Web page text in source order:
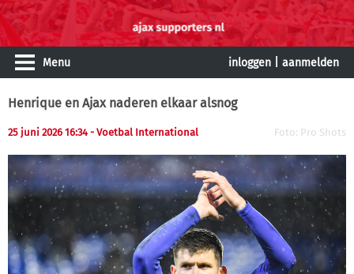
Menu inloggen aanmelden
Henrique en Ajax naderen elkaar alsnog
25 juni 2026 16:34 - Voetbal International Foto: Pro Shots